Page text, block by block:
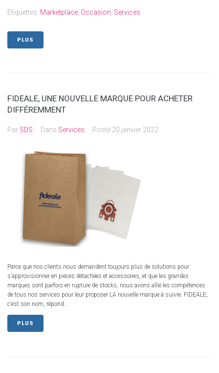
Etiquettes: Marketplace Occasion Services
PLUS
FIDEALE, UNE NOUVELLE MARQUE POUR ACHETER
DIFFÉREMMENT
Par SDS Dans Services Posté 20 janvier 2022
Parce que nos clients nous demandent toujours plus de solutions pour
s’approvisionner en pièces détachées et accessoires, et que les grandes
marques sont parfois en rupture de stocks, nous avons allié les compétences
de tous nos services pour leur proposer LA nouvelle marque à suivre. FIDEALE,
c’est son nom, répond...
PLUS